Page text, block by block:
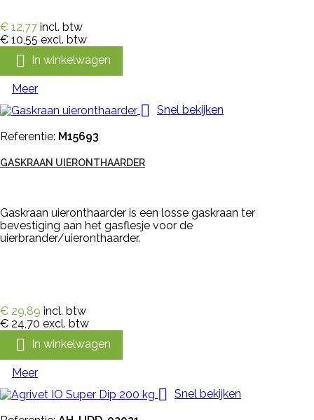
€ 12,77 incl. btw
€ 10,55 excl. btw
 In winkelwagen
Meer
 Snel bekijken
Referentie: M15693
GASKRAAN UIERONTHAARDER
Gaskraan uieronthaarder is een losse gaskraan ter
bevestiging aan het gasflesje voor de
uierbrander/uieronthaarder.
€ 29,89 incl. btw
€ 24,70 excl. btw
 In winkelwagen
Meer
 Snel bekijken